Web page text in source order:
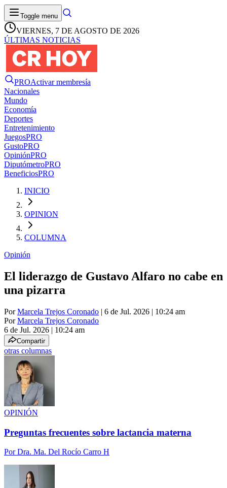
Toggle menu
VIERNES, 7 DE AGOSTO DE 2026
ÚLTIMAS NOTICIAS
PROActivar membresía
Nacionales
Mundo
Economía
Deportes
Entretenimiento
JuegosPRO
GustoPRO
OpiniónPRO
DiputómetroPRO
BeneficiosPRO
INICIO
OPINION
COLUMNA
Opinión
El liderazgo de Gustavo Alfaro no cabe en
una pizarra
PorMarcela Trejos Coronado | 6 de Jul. 2026 | 10:24 am
PorMarcela Trejos Coronado
6 de Jul. 2026 | 10:24 am
Compartir
otras columnas
OPINIÓN
Preguntas frecuentes sobre lactancia materna
PorDra. Ma. Del Rocío Carro H